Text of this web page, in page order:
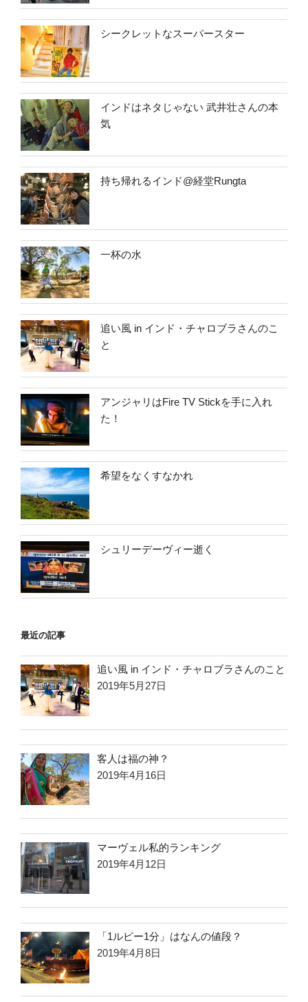
シークレットなスーパースター
インドはネタじゃない 武井壮さんの本
気
持ち帰れるインド@経堂Rungta
一杯の水
追い風 in インド・チャロブラさんのこ
と
アンジャリはFire TV Stickを手に入れ
た！
希望をなくすなかれ
シュリーデーヴィー逝く
最近の記事
追い風 in インド・チャロブラさんのこと
2019年5月27日
客人は福の神？
2019年4月16日
マーヴェル私的ランキング
2019年4月12日
「1ルピー1分」はなんの値段？
2019年4月8日